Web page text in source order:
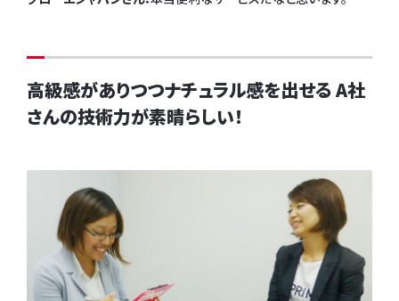
高級感がありつつナチュラル感を出せる A社
さんの技術力が素晴らしい！